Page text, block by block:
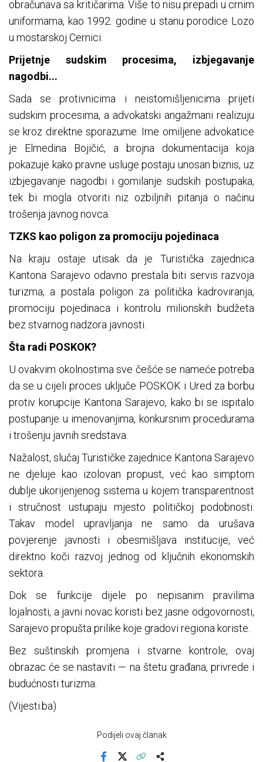
obračunava sa kritičarima. Više to nisu prepadi u crnim
uniformama, kao 1992. godine u stanu porodice Lozo
u mostarskoj Cernici.
Prijetnje sudskim procesima, izbjegavanje
nagodbi...
Sada se protivnicima i neistomišljenicima prijeti
sudskim procesima, a advokatski angažmani realizuju
se kroz direktne sporazume. Ime omiljene advokatice
je Elmedina Bojičić, a brojna dokumentacija koja
pokazuje kako pravne usluge postaju unosan biznis, uz
izbjegavanje nagodbi i gomilanje sudskih postupaka,
tek bi mogla otvoriti niz ozbiljnih pitanja o načinu
trošenja javnog novca.
TZKS kao poligon za promociju pojedinaca
Na kraju ostaje utisak da je Turistička zajednica
Kantona Sarajevo odavno prestala biti servis razvoja
turizma, a postala poligon za politička kadroviranja,
promociju pojedinaca i kontrolu milionskih budžeta
bez stvarnog nadzora javnosti.
Šta radi POSKOK?
U ovakvim okolnostima sve češće se nameće potreba
da se u cijeli proces uključe POSKOK i Ured za borbu
protiv korupcije Kantona Sarajevo, kako bi se ispitalo
postupanje u imenovanjima, konkursnim procedurama
i trošenju javnih sredstava.
Nažalost, slučaj Turističke zajednice Kantona Sarajevo
ne djeluje kao izolovan propust, već kao simptom
dublje ukorijenjenog sistema u kojem transparentnost
i stručnost ustupaju mjesto političkoj podobnosti.
Takav model upravljanja ne samo da urušava
povjerenje javnosti i obesmišljava institucije, već
direktno koči razvoj jednog od ključnih ekonomskih
sektora.
Dok se funkcije dijele po nepisanim pravilima
lojalnosti, a javni novac koristi bez jasne odgovornosti,
Sarajevo propušta prilike koje gradovi regiona koriste.
Bez suštinskih promjena i stvarne kontrole, ovaj
obrazac će se nastaviti — na štetu građana, privrede i
budućnosti turizma.
(Vijesti.ba)
Podijeli ovaj članak